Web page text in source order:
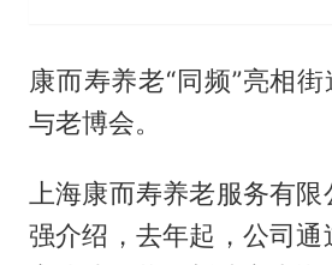
康而寿养老“同频”亮相
与老博会。
上海康而寿养老服务有限
强介绍，去年起，公司通